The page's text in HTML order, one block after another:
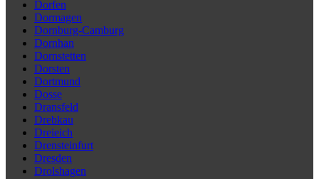
Dorfen
Dormagen
Dornburg-Camburg
Dornhan
Dornstetten
Dorsten
Dortmund
Dosse
Dransfeld
Drebkau
Dreieich
Drensteinfurt
Dresden
Drolshagen